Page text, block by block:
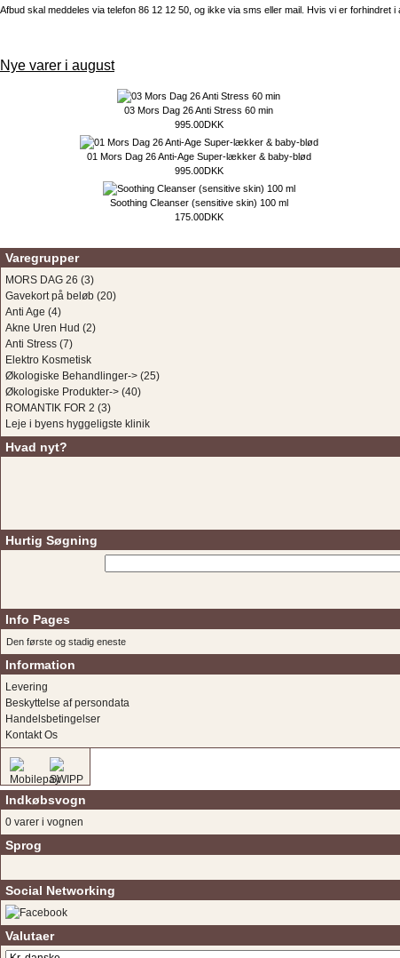
Afbud skal meddeles via telefon 86 12 12 50, og ikke via sms eller mail. Hvis vi er forhindret
Nye varer i august
03 Mors Dag 26 Anti Stress 60 min
995.00DKK
01 Mors Dag 26 Anti-Age Super-lækker & baby-blød
995.00DKK
Soothing Cleanser (sensitive skin) 100 ml
175.00DKK
Varegrupper
MORS DAG 26 (3)
Gavekort på beløb (20)
Anti Age (4)
Akne Uren Hud (2)
Anti Stress (7)
Elektro Kosmetisk
Økologiske Behandlinger-> (25)
Økologiske Produkter-> (40)
ROMANTIK FOR 2 (3)
Leje i byens hyggeligste klinik
Hvad nyt?
Hurtig Søgning
Info Pages
Den første og stadig eneste
Information
Levering
Beskyttelse af persondata
Handelsbetingelser
Kontakt Os
Indkøbsvogn
0 varer i vognen
Sprog
Social Networking
Valutaer